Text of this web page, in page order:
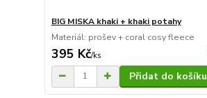
BIG MISKA khaki + khaki potahy
Materiál: prošev + coral cosy fleece
395 Kč/ks
Přidat do košíku